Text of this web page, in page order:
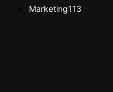
Marketing113